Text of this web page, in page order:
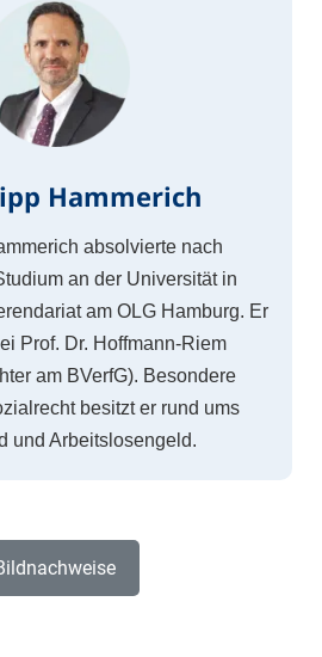
Hammerich
absolvierte nach
an der Universität in
am OLG Hamburg. Er
Prof. Dr. Hoffmann-Riem
am BVerfG). Besondere
besitzt er rund ums
und Arbeitslosengeld.